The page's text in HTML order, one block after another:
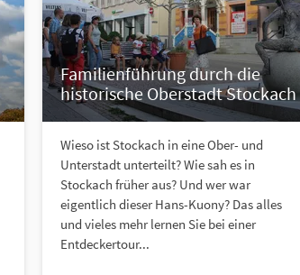
Familienführung durch die
historische Oberstadt Stockach
Wieso ist Stockach in eine Ober- und
Unterstadt unterteilt? Wie sah es in
Stockach früher aus? Und wer war
eigentlich dieser Hans-Kuony? Das alles
und vieles mehr lernen Sie bei einer
Entdeckertour...